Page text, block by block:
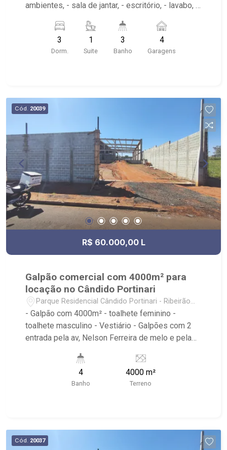
ambientes, - sala de jantar, - escritório, - lavabo, -
garagem para 4 automóveis. - varanda gourmet -
3
Dorm.
1
Suite
3
Banho
4
Garagens
Cód. 20039
R$ 60.000,00 L
Galpão comercial com 4000m² para
locação no Cândido Portinari
Parque Residencial Cândido Portinari - Ribeirão
Preto/SP
- Galpão com 4000m² - toalhete feminino -
toalhete masculino - Vestiário - Galpões com 2
entrada pela av, Nelson Ferreira de melo e pela
Imóveis, referência em venda, compra e locação.
- Sinta-se em casa na Ribeirão Imóveis, afinal
Somos e Vivemos Ribeirão: - funcionários
para Venda, Compra e Locação, imobiliária é
Ribeirão Imóveis - sede na Av. Professor João
4
Banho
4000 m²
Terreno
Cód. 20037